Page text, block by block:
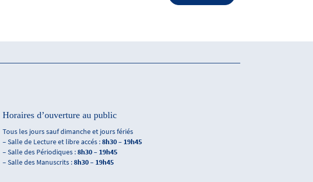
Horaires d’ouverture au public
Tous les jours sauf dimanche et jours fériés
– Salle de Lecture et libre accés :8h30 – 19h45
– Salle des Périodiques :8h30 – 19h45
– Salle des Manuscrits :8h30 – 19h45